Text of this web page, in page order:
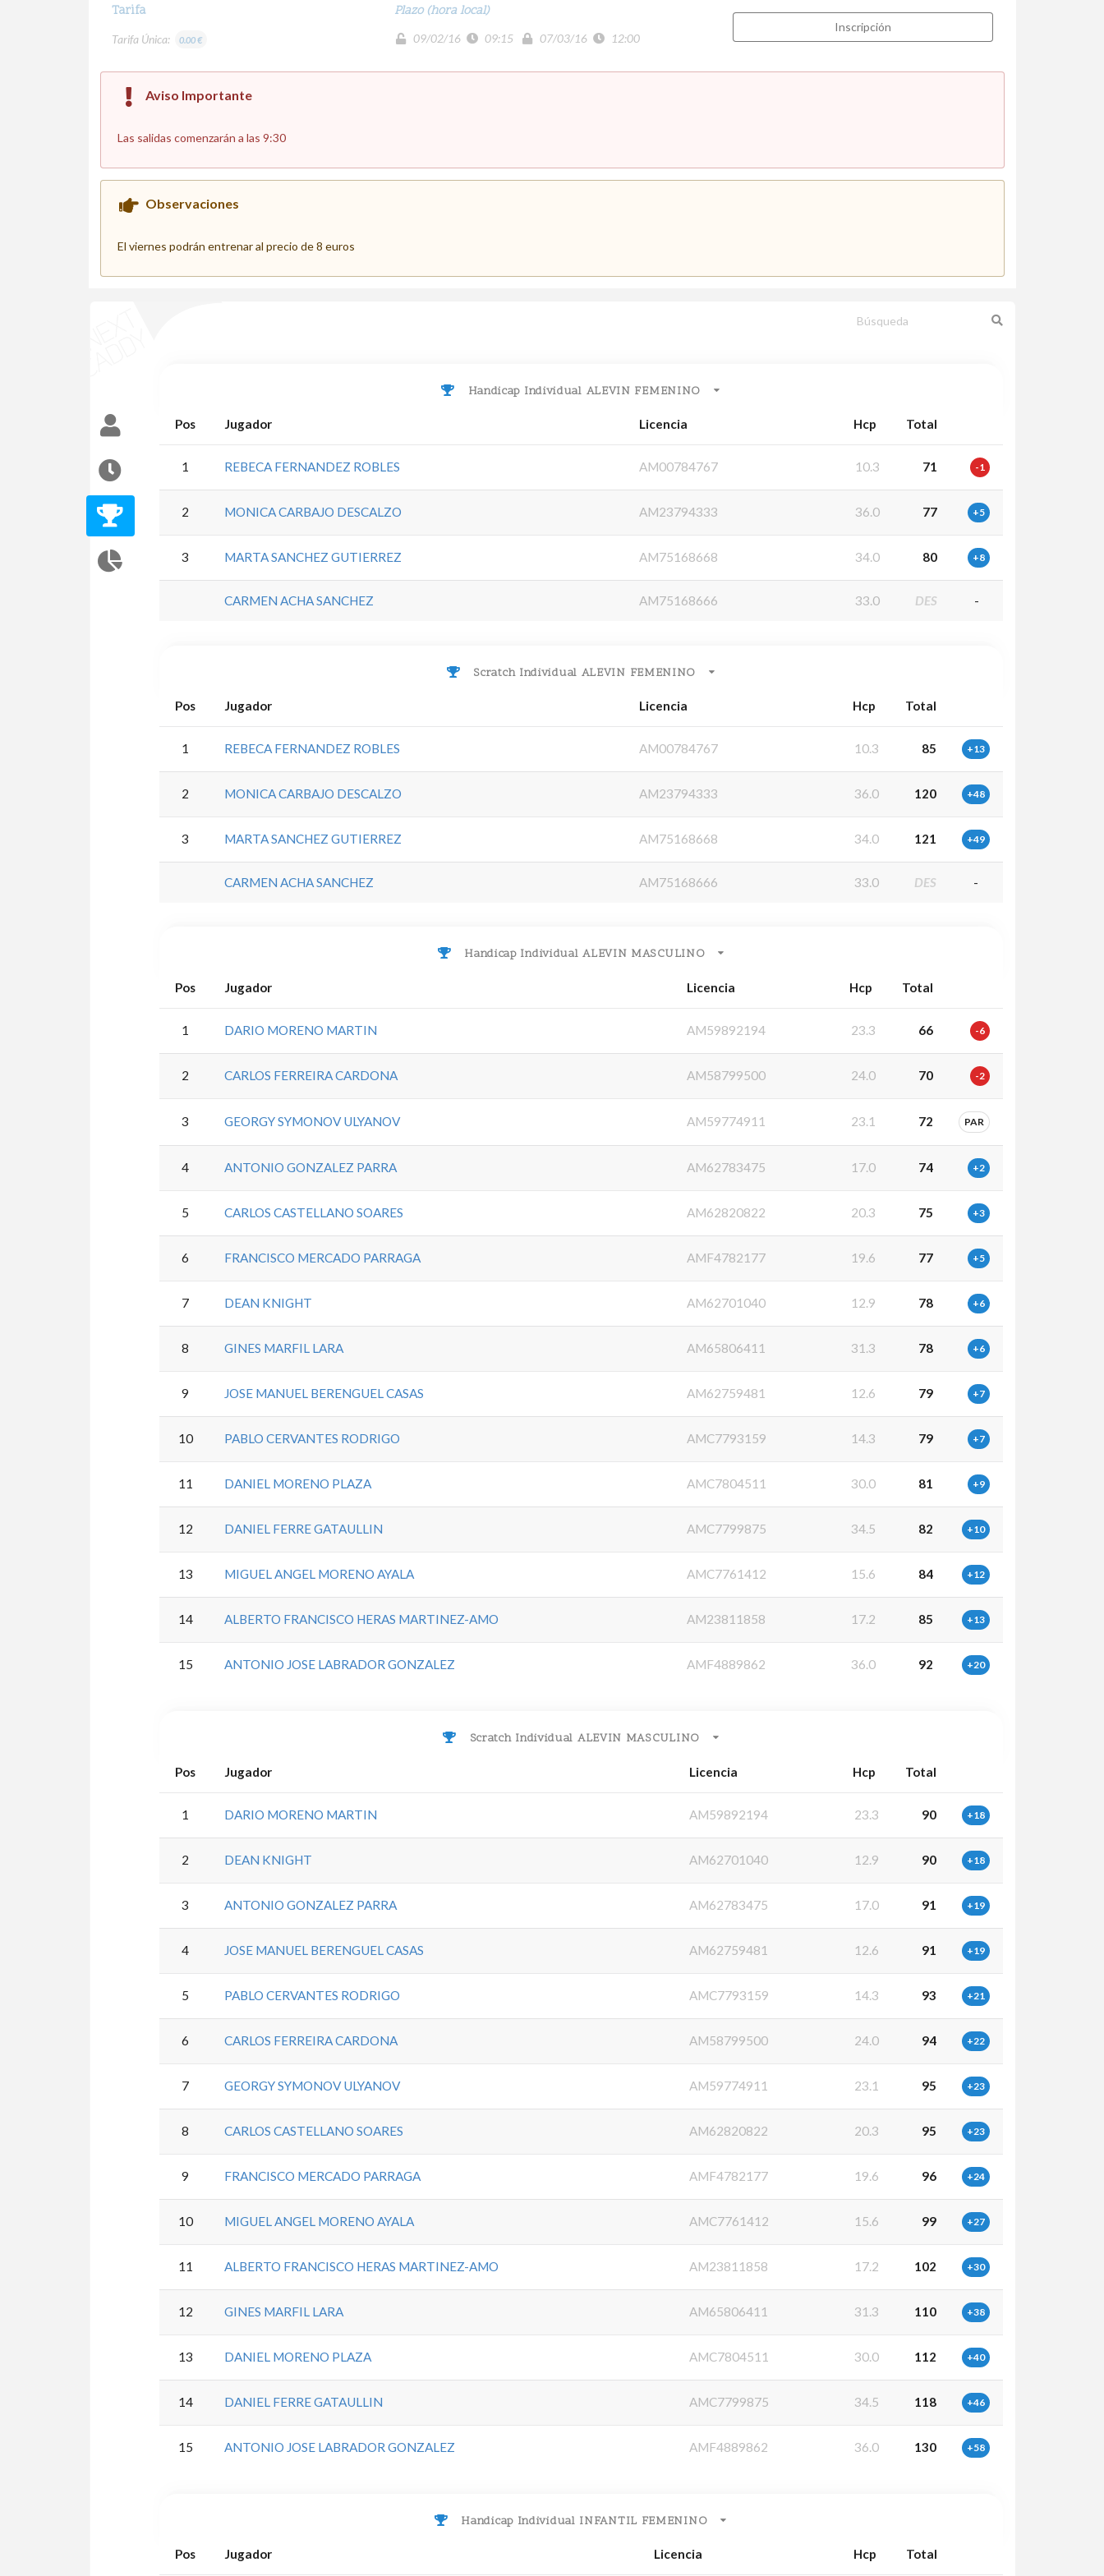
Tarifa
Tarifa Única: 0.00 €
Plazo (hora local)
09/02/16 09:15 07/03/16 12:00
Inscripción
Aviso Importante
Las salidas comenzarán a las 9:30
Observaciones
El viernes podrán entrenar al precio de 8 euros
Handicap Individual ALEVIN FEMENINO
Pos Jugador Licencia Hcp Total
1 REBECA FERNANDEZ ROBLES AM00784767 10.3 71 -1
2 MONICA CARBAJO DESCALZO AM23794333 36.0 77 +5
3 MARTA SANCHEZ GUTIERREZ AM75168668 34.0 80 +8
CARMEN ACHA SANCHEZ AM75168666 33.0 DES -
Scratch Individual ALEVIN FEMENINO
Pos Jugador Licencia Hcp Total
1 REBECA FERNANDEZ ROBLES AM00784767 10.3 85 +13
2 MONICA CARBAJO DESCALZO AM23794333 36.0 120 +48
3 MARTA SANCHEZ GUTIERREZ AM75168668 34.0 121 +49
CARMEN ACHA SANCHEZ AM75168666 33.0 DES -
Handicap Individual ALEVIN MASCULINO
Pos Jugador Licencia Hcp Total
1 DARIO MORENO MARTIN AM59892194 23.3 66 -6
2 CARLOS FERREIRA CARDONA AM58799500 24.0 70 -2
3 GEORGY SYMONOV ULYANOV AM59774911 23.1 72 PAR
4 ANTONIO GONZALEZ PARRA AM62783475 17.0 74 +2
5 CARLOS CASTELLANO SOARES AM62820822 20.3 75 +3
6 FRANCISCO MERCADO PARRAGA AMF4782177 19.6 77 +5
7 DEAN KNIGHT AM62701040 12.9 78 +6
8 GINES MARFIL LARA AM65806411 31.3 78 +6
9 JOSE MANUEL BERENGUEL CASAS AM62759481 12.6 79 +7
10 PABLO CERVANTES RODRIGO AMC7793159 14.3 79 +7
11 DANIEL MORENO PLAZA AMC7804511 30.0 81 +9
12 DANIEL FERRE GATAULLIN AMC7799875 34.5 82 +10
13 MIGUEL ANGEL MORENO AYALA AMC7761412 15.6 84 +12
14 ALBERTO FRANCISCO HERAS MARTINEZ-AMO AM23811858 17.2 85 +13
15 ANTONIO JOSE LABRADOR GONZALEZ AMF4889862 36.0 92 +20
Scratch Individual ALEVIN MASCULINO
Pos Jugador Licencia Hcp Total
1 DARIO MORENO MARTIN AM59892194 23.3 90 +18
2 DEAN KNIGHT AM62701040 12.9 90 +18
3 ANTONIO GONZALEZ PARRA AM62783475 17.0 91 +19
4 JOSE MANUEL BERENGUEL CASAS AM62759481 12.6 91 +19
5 PABLO CERVANTES RODRIGO AMC7793159 14.3 93 +21
6 CARLOS FERREIRA CARDONA AM58799500 24.0 94 +22
7 GEORGY SYMONOV ULYANOV AM59774911 23.1 95 +23
8 CARLOS CASTELLANO SOARES AM62820822 20.3 95 +23
9 FRANCISCO MERCADO PARRAGA AMF4782177 19.6 96 +24
10 MIGUEL ANGEL MORENO AYALA AMC7761412 15.6 99 +27
11 ALBERTO FRANCISCO HERAS MARTINEZ-AMO AM23811858 17.2 102 +30
12 GINES MARFIL LARA AM65806411 31.3 110 +38
13 DANIEL MORENO PLAZA AMC7804511 30.0 112 +40
14 DANIEL FERRE GATAULLIN AMC7799875 34.5 118 +46
15 ANTONIO JOSE LABRADOR GONZALEZ AMF4889862 36.0 130 +58
Handicap Individual INFANTIL FEMENINO
Pos Jugador Licencia Hcp Total